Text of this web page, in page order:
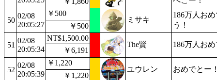
50
02/08
20:05:27
￥500
ミサキ
186万人お
う！
￥500
51
02/08
20:05:34
NT$1,500.00
The賢 186万人お
￥6,191
52
02/08
20:05:39
￥1,220
ユウレン おめでとー
￥1,220